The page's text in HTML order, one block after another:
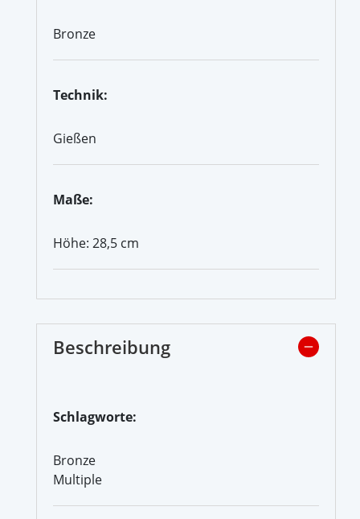
Bronze
Technik:
Gießen
Maße:
Höhe: 28,5 cm
Beschreibung
Schlagworte:
Bronze
Multiple